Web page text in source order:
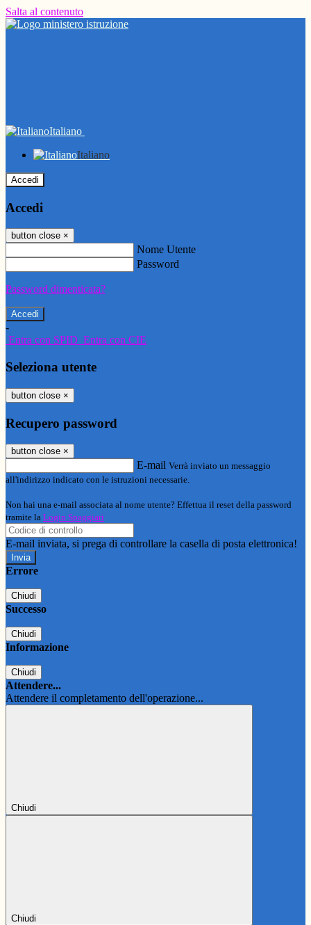
Salta al contenuto
Italiano
Italiano
Accedi
Accedi
button close ×
Nome Utente
Password
Password dimenticata?
-
Entra con SPID Entra con CIE
Seleziona utente
button close ×
Recupero password
button close ×
E-mail Verrà inviato un messaggio
all'indirizzo indicato con le istruzioni necessarie.
Non hai una e-mail associata al nome utente? Effettua il reset della password
tramite la Login Spaggiari
E-mail inviata, si prega di controllare la casella di posta elettronica!
Errore
Chiudi
Successo
Chiudi
Informazione
Chiudi
Attendere...
Attendere il completamento dell'operazione...
Chiudi
Chiudi